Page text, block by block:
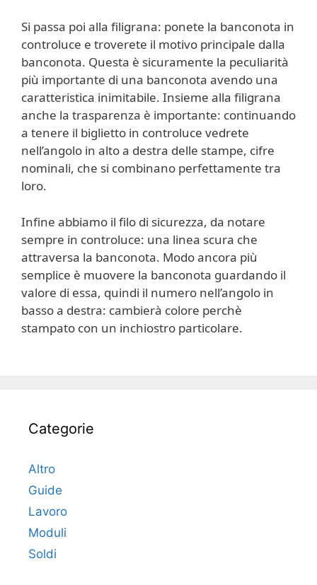
Si passa poi alla filigrana: ponete la banconota in
controluce e troverete il motivo principale dalla
banconota. Questa è sicuramente la peculiarità
più importante di una banconota avendo una
caratteristica inimitabile. Insieme alla filigrana
anche la trasparenza è importante: continuando
a tenere il biglietto in controluce vedrete
nell’angolo in alto a destra delle stampe, cifre
nominali, che si combinano perfettamente tra
loro.
Infine abbiamo il filo di sicurezza, da notare
sempre in controluce: una linea scura che
attraversa la banconota. Modo ancora più
semplice è muovere la banconota guardando il
valore di essa, quindi il numero nell’angolo in
basso a destra: cambierà colore perchè
stampato con un inchiostro particolare.
Categorie
Altro
Guide
Lavoro
Moduli
Soldi